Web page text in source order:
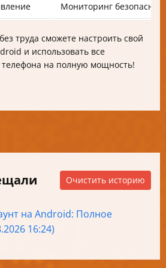
Мониторинг
труда сможете настроить свой
и использовать все
на полную мощность!
Очистить историю
на Android: Полное
16:24)